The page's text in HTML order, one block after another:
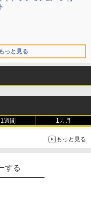
っと見る
1週間 1カ月
もっと見る
する